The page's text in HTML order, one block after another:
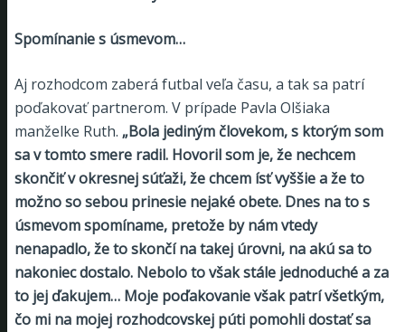
Spomínanie s úsmevom…
Aj rozhodcom zaberá futbal veľa času, a tak sa patrí
poďakovať partnerom. V prípade Pavla Olšiaka
manželke Ruth. „Bola jediným človekom, s ktorým som
sa v tomto smere radil. Hovoril som je, že nechcem
skončiť v okresnej súťaži, že chcem ísť vyššie a že to
možno so sebou prinesie nejaké obete. Dnes na to s
úsmevom spomíname, pretože by nám vtedy
nenapadlo, že to skončí na takej úrovni, na akú sa to
nakoniec dostalo. Nebolo to však stále jednoduché a za
to jej ďakujem… Moje poďakovanie však patrí všetkým,
čo mi na mojej rozhodcovskej púti pomohli dostať sa